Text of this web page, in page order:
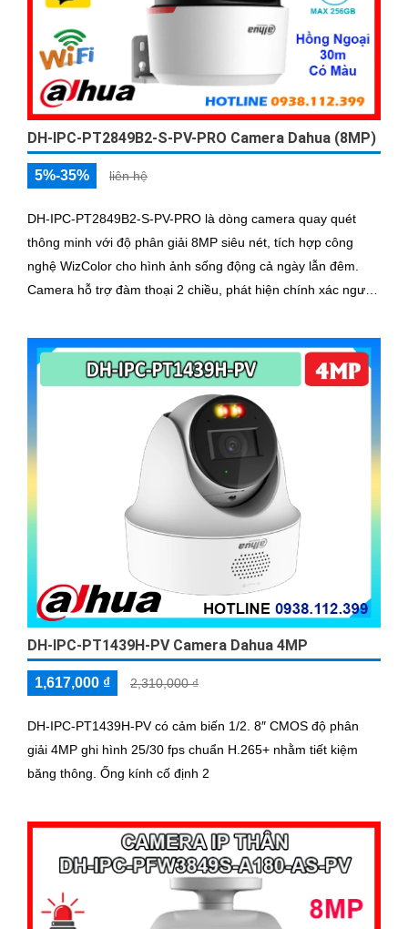
DH-IPC-PT2849B2-S-PV-PRO Camera Dahua (8MP)
5%-35% liên hệ
DH-IPC-PT2849B2-S-PV-PRO là dòng camera quay quét
thông minh với độ phân giải 8MP siêu nét, tích hợp công
nghệ WizColor cho hình ảnh sống động cả ngày lẫn đêm.
Camera hỗ trợ đàm thoại 2 chiều, phát hiện chính xác người
DH-IPC-PT1439H-PV Camera Dahua 4MP
1,617,000 ₫ 2,310,000 ₫
DH-IPC-PT1439H-PV có cảm biến 1/2. 8″ CMOS độ phân
giải 4MP ghi hình 25/30 fps chuẩn H.265+ nhằm tiết kiệm
băng thông. Ống kính cố định 2